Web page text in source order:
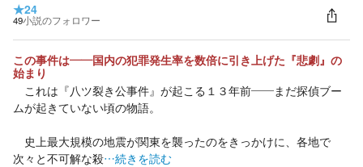
★24
49小説のフォロワー
この事件は――国内の犯罪発生率を数倍に引き上げた『悲劇』の
始まり
これは『八ツ裂き公事件』が起こる１３年前――まだ探偵ブー
ムが起きていない頃の物語。
史上最大規模の地震が関東を襲ったのをきっかけに、各地で
次々と不可解な殺…続きを読む